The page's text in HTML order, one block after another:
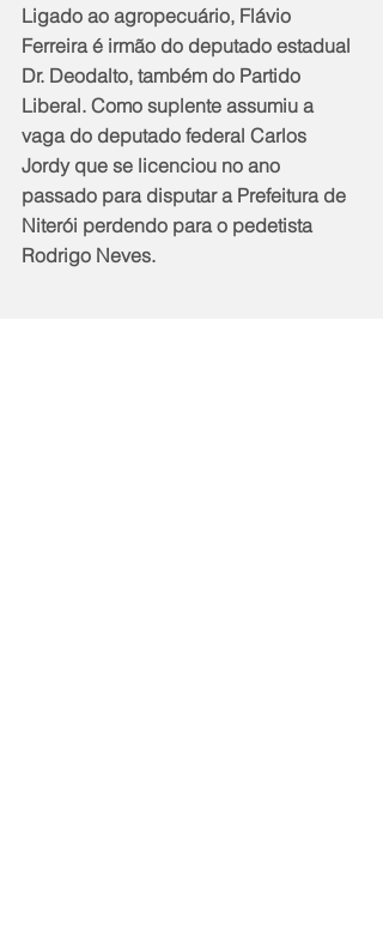
Ligado ao agropecuário, Flávio
Ferreira é irmão do deputado estadual
Dr. Deodalto, também do Partido
Liberal. Como suplente assumiu a
vaga do deputado federal Carlos
Jordy que se licenciou no ano
passado para disputar a Prefeitura de
Niterói perdendo para o pedetista
Rodrigo Neves.